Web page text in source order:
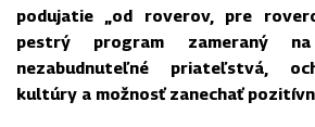
podujatie „od roverov, pre
pestrý program zameraný
nezabudnuteľné priateľstvá,
kultúry a možnosť zanechať